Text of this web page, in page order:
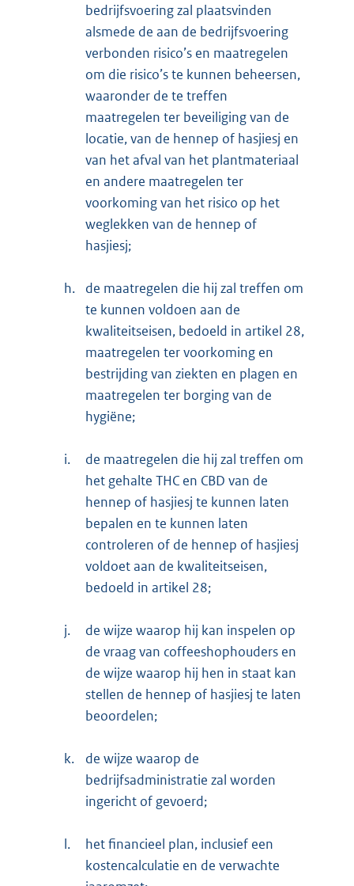
bedrijfsvoering zal plaatsvinden
alsmede de aan de bedrijfsvoering
verbonden risico’s en maatregelen
om die risico’s te kunnen beheersen,
waaronder de te treffen
maatregelen ter beveiliging van de
locatie, van de hennep of hasjiesj en
van het afval van het plantmateriaal
en andere maatregelen ter
voorkoming van het risico op het
weglekken van de hennep of
hasjiesj;
h.
de maatregelen die hij zal treffen om
te kunnen voldoen aan de
kwaliteitseisen, bedoeld in artikel 28,
maatregelen ter voorkoming en
bestrijding van ziekten en plagen en
maatregelen ter borging van de
hygiëne;
i.
de maatregelen die hij zal treffen om
het gehalte THC en CBD van de
hennep of hasjiesj te kunnen laten
bepalen en te kunnen laten
controleren of de hennep of hasjiesj
voldoet aan de kwaliteitseisen,
bedoeld in artikel 28;
j.
de wijze waarop hij kan inspelen op
de vraag van coffeeshophouders en
de wijze waarop hij hen in staat kan
stellen de hennep of hasjiesj te laten
beoordelen;
k.
de wijze waarop de
bedrijfsadministratie zal worden
ingericht of gevoerd;
l.
het financieel plan, inclusief een
kostencalculatie en de verwachte